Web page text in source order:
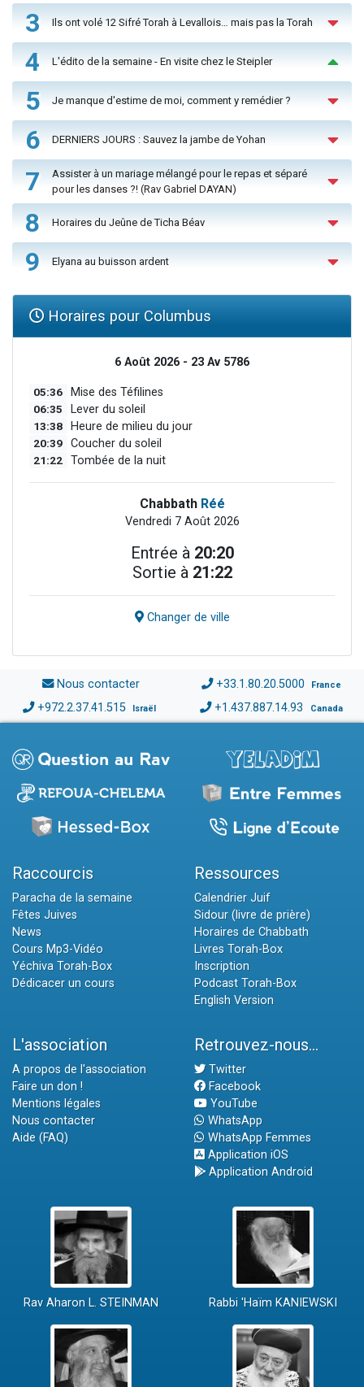
3 Ils ont volé 12 Sifré Torah à Levallois… mais pas la Torah
4 L'édito de la semaine - En visite chez le Steipler
5 Je manque d'estime de moi, comment y remédier ?
6 DERNIERS JOURS : Sauvez la jambe de Yohan
7
Assister à un mariage mélangé pour le repas et séparé
pour les danses ?! (Rav Gabriel DAYAN)
8 Horaires du Jeûne de Ticha Béav
9 Elyana au buisson ardent
Horaires pour Columbus
6 Août 2026 - 23 Av 5786
05:36 Mise des Téfilines
06:35 Lever du soleil
13:38 Heure de milieu du jour
20:39 Coucher du soleil
21:22 Tombée de la nuit
Chabbath Réé
Vendredi 7 Août 2026
Entrée à 20:20
Sortie à 21:22
Changer de ville
Nous contacter +33.1.80.20.5000 France
+972.2.37.41.515 Israël +1.437.887.14.93 Canada
Raccourcis
Paracha de la semaine
Fêtes Juives
News
Cours Mp3-Vidéo
Yéchiva Torah-Box
Dédicacer un cours
Ressources
Calendrier Juif
Sidour (livre de prière)
Horaires de Chabbath
Livres Torah-Box
Inscription
Podcast Torah-Box
English Version
L'association
A propos de l'association
Faire un don !
Mentions légales
Nous contacter
Aide (FAQ)
Retrouvez-nous...
Twitter
Facebook
YouTube
WhatsApp
WhatsApp Femmes
Application iOS
Application Android
Rav Aharon L. STEINMAN Rabbi 'Haïm KANIEWSKI